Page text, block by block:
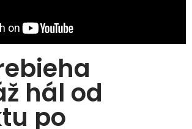
hál od
po